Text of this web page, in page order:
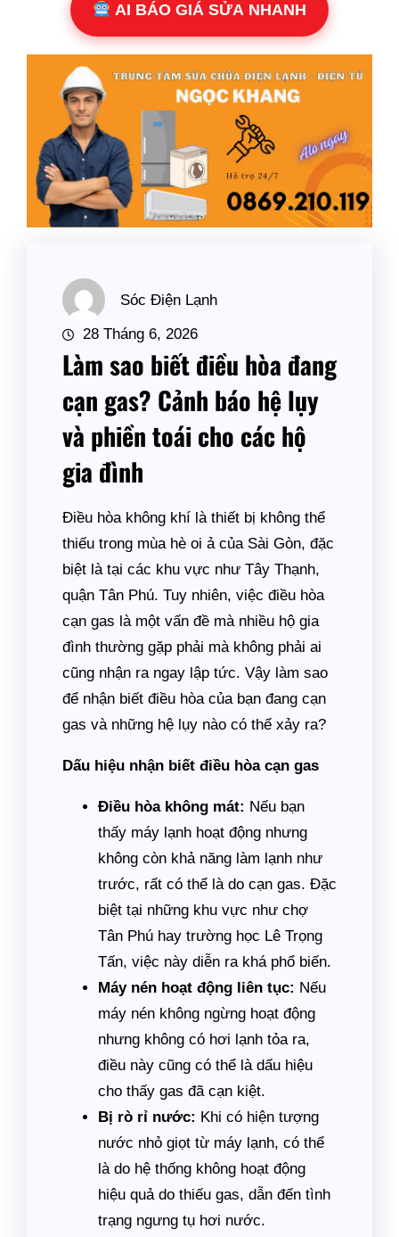
AI BÁO GIÁ SỬA NHANH
Sóc Điện Lạnh
28 Tháng 6, 2026
Làm sao biết điều hòa đang
cạn gas? Cảnh báo hệ lụy
và phiền toái cho các hộ
gia đình
Điều hòa không khí là thiết bị không thể
thiếu trong mùa hè oi ả của Sài Gòn, đặc
biệt là tại các khu vực như Tây Thạnh,
quận Tân Phú. Tuy nhiên, việc điều hòa
cạn gas là một vấn đề mà nhiều hộ gia
đình thường gặp phải mà không phải ai
cũng nhận ra ngay lập tức. Vậy làm sao
để nhận biết điều hòa của bạn đang cạn
gas và những hệ lụy nào có thể xảy ra?
Dấu hiệu nhận biết điều hòa cạn gas
Điều hòa không mát: Nếu bạn
thấy máy lạnh hoạt động nhưng
không còn khả năng làm lạnh như
trước, rất có thể là do cạn gas. Đặc
biệt tại những khu vực như chợ
Tân Phú hay trường học Lê Trọng
Tấn, việc này diễn ra khá phổ biến.
Máy nén hoạt động liên tục: Nếu
máy nén không ngừng hoạt động
nhưng không có hơi lạnh tỏa ra,
điều này cũng có thể là dấu hiệu
cho thấy gas đã cạn kiệt.
Bị rò rỉ nước: Khi có hiện tượng
nước nhỏ giọt từ máy lạnh, có thể
là do hệ thống không hoạt động
hiệu quả do thiếu gas, dẫn đến tình
trạng ngưng tụ hơi nước.